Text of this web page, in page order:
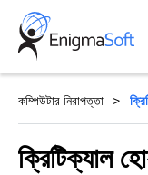
Skip
content
কম্পিউটার নিরাপত্তা
ক্রিটিক্যাল